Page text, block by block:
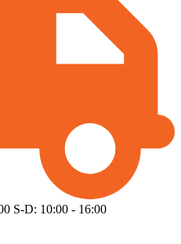
S-D: 10:00 - 16:00